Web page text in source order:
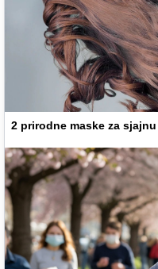
2 prirodne maske za